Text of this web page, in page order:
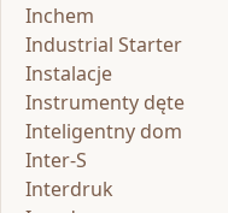
Inchem
Industrial Starter
Instalacje
Instrumenty dęte
Inteligentny dom
Inter-S
Interdruk